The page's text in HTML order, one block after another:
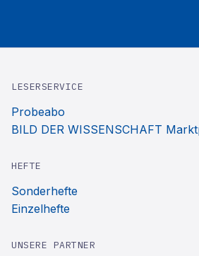
LESERSERVICE
Probeabo
BILD DER WISSENSCHAFT
HEFTE
Sonderhefte
Einzelhefte
UNSERE PARTNER